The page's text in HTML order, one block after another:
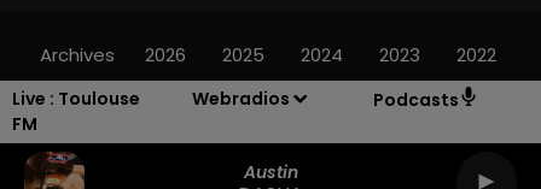
Live : Toulouse
FM
Webradios Podcasts
Austin
Archives 2026 2025 2024 2023 2022